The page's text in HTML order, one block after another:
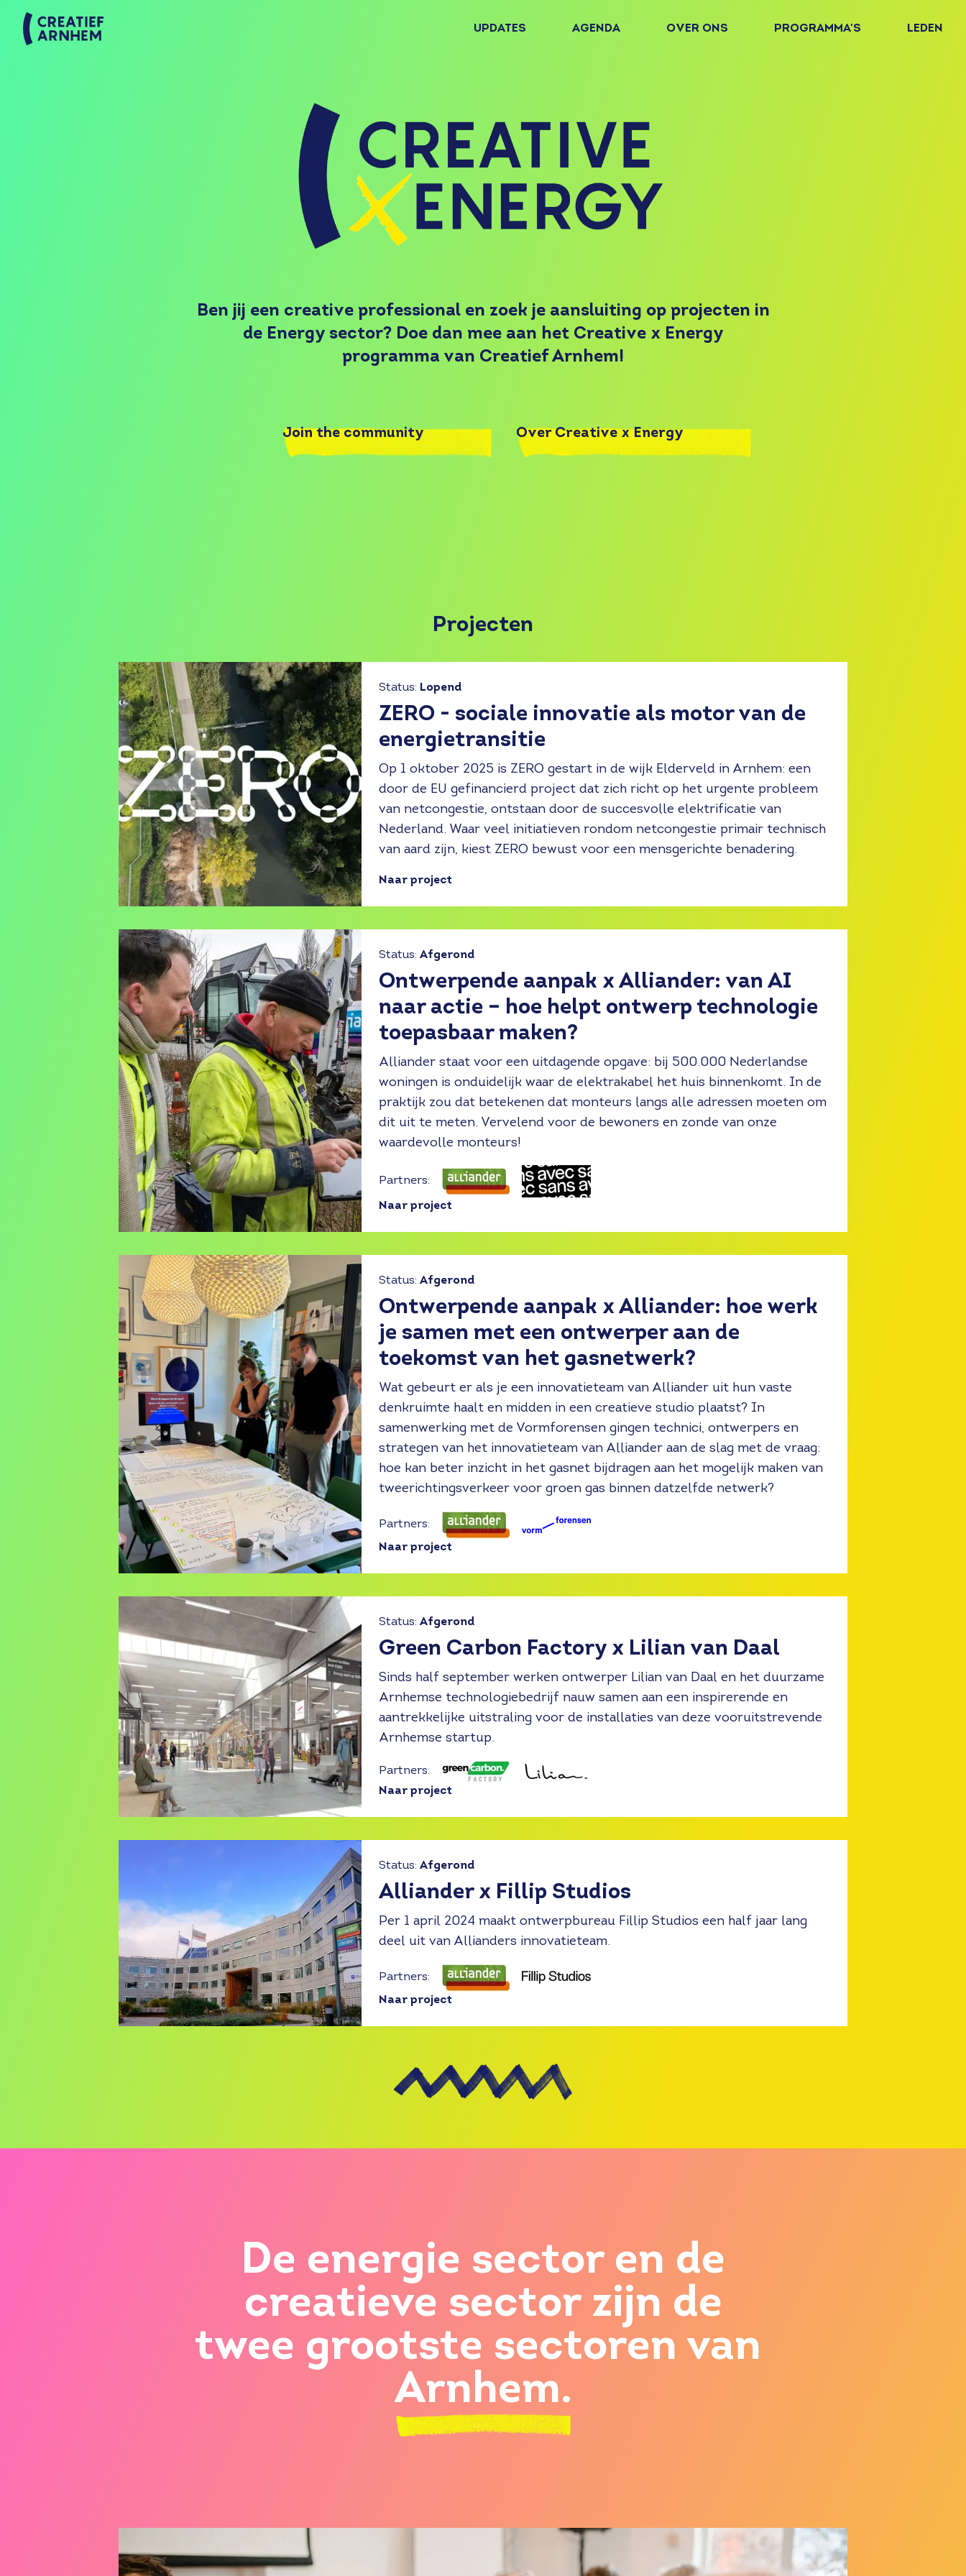
UPDATES AGENDA OVER ONS PROGRAMMA'S LEDEN
Ben jij een creative professional en zoek je aansluiting op projecten in
de Energy sector? Doe dan mee aan het Creative x Energy
programma van Creatief Arnhem!
Join the community OverCreative x Energy
Projecten
Status: Lopend
ZERO - sociale innovatie als motor van de
energietransitie
Op 1 oktober 2025 is ZERO gestart in de wijk Elderveld in Arnhem: een
door de EU gefinancierd project dat zich richt op het urgente probleem
van netcongestie, ontstaan door de succesvolle elektrificatie van
Nederland. Waar veel initiatieven rondom netcongestie primair technisch
van aard zijn, kiest ZERO bewust voor een mensgerichte benadering.
Naar project
Status: Afgerond
Ontwerpende aanpak x Alliander: van AI
naar actie – hoe helpt ontwerp technologie
toepasbaar maken?
Alliander staat voor een uitdagende opgave: bij 500.000 Nederlandse
woningen is onduidelijk waar de elektrakabel het huis binnenkomt. In de
praktijk zou dat betekenen dat monteurs langs alle adressen moeten om
dit uit te meten. Vervelend voor de bewoners en zonde van onze
waardevolle monteurs!
Partners:
Naar project
Status: Afgerond
Ontwerpende aanpak x Alliander: hoe werk
je samen met een ontwerper aan de
toekomst van het gasnetwerk?
Wat gebeurt er als je een innovatieteam van Alliander uit hun vaste
denkruimte haalt en midden in een creatieve studio plaatst? In
samenwerking met de Vormforensen gingen technici, ontwerpers en
strategen van het innovatieteam van Alliander aan de slag met de vraag:
hoe kan beter inzicht in het gasnet bijdragen aan het mogelijk maken van
tweerichtingsverkeer voor groen gas binnen datzelfde netwerk?
Partners:
Naar project
Status: Afgerond
Green Carbon Factory x Lilian van Daal
Sinds half september werken ontwerper Lilian van Daal en het duurzame
Arnhemse technologiebedrijf nauw samen aan een inspirerende en
aantrekkelijke uitstraling voor de installaties van deze vooruitstrevende
Arnhemse startup.
Partners:
Naar project
Status: Afgerond
Alliander x Fillip Studios
Per 1 april 2024 maakt ontwerpbureau Fillip Studios een half jaar lang
deel uit van Allianders innovatieteam.
Partners:
Naar project
De energie sector en de
creatieve sector zijn de
twee grootste sectoren van
Arnhem.